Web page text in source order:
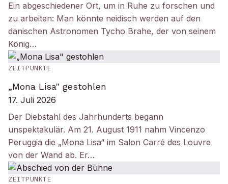
Ein abgeschiedener Ort, um in Ruhe zu forschen und
zu arbeiten: Man könnte neidisch werden auf den
dänischen Astronomen Tycho Brahe, der von seinem
König…
ZEITPUNKTE
„Mona Lisa" gestohlen
17. Juli 2026
Der Diebstahl des Jahrhunderts begann
unspektakulär. Am 21. August 1911 nahm Vincenzo
Peruggia die „Mona Lisa“ im Salon Carré des Louvre
von der Wand ab. Er…
ZEITPUNKTE